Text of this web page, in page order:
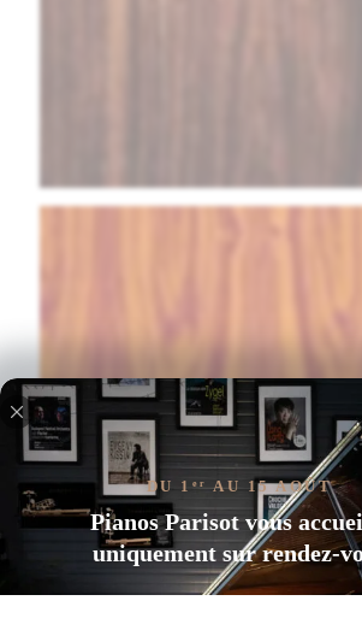
DU 1 er AU 15 AOÛT
Pianos Parisot vous
uniquement sur rendez-